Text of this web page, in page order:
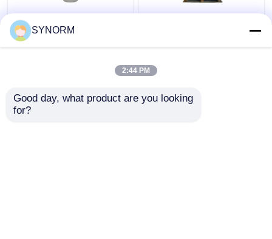
C10H12O2 আণবিক সূত্র
বর্ণহীন স্বচ্ছ তরল নির্দিষ্ট গ্রাভিটি
শিল্প গ্রেড C6H5CH2OCH2
SYNORM
2:44 PM
Good day, what product are you looking
for?